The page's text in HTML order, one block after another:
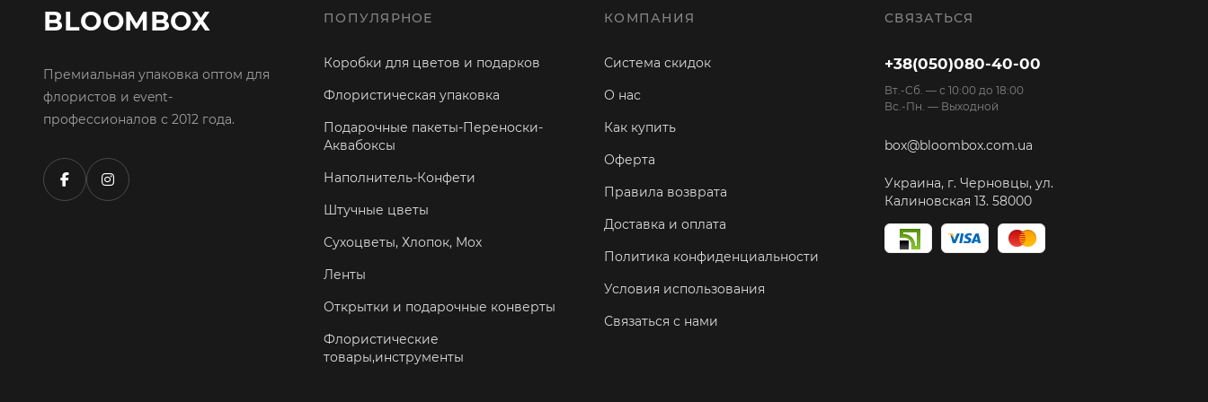
BLOOMBOX
Премиальная упаковка оптом для
флористов и event-
профессионалов с 2012 года.
ПОПУЛЯРНОЕ
Коробки для цветов и подарков
Флористическая упаковка
Подарочные пакеты-Переноски-
Аквабоксы
Наполнитель-Конфети
Штучные цветы
Сухоцветы, Хлопок, Мох
Ленты
Открытки и подарочные конверты
Флористические
товары,инструменты
КОМПАНИЯ
Система скидок
О нас
Как купить
Оферта
Правила возврата
Доставка и оплата
Политика конфиденциальности
Условия использования
Связаться с нами
СВЯЗАТЬСЯ
+38(050)080-40-00
Вт.-Cб. — с 10:00 до 18:00
Вс.-Пн. — Выходной
box@bloombox.com.ua
Украина, г. Черновцы, ул.
Калиновская 13. 58000